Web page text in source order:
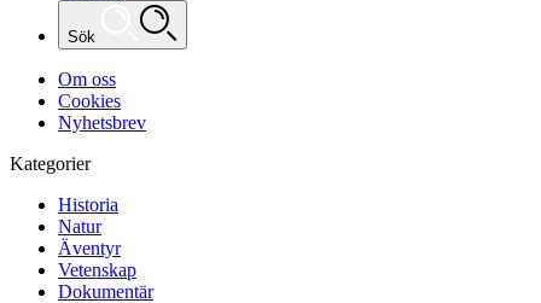
Sök
Om oss
Cookies
Nyhetsbrev
Kategorier
Historia
Natur
Äventyr
Vetenskap
Dokumentär